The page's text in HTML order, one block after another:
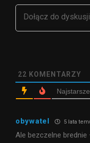
22 KOMENTARZY
Najstarsze
obywatel 5 lata
Ale bezczelne brednie